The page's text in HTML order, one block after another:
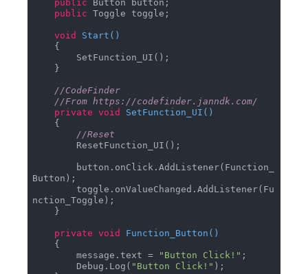
public Button button;
public Toggle toggle;
void Start ( )
//CodeFinder
//From https://codefinder.janndk.com/
private void SetFunction_UI ( )
//Reset
Button);
nction_Toggle);
private void Function_Button ( )
        message.text =
"Button Click!" ;
        Debug.Log(
"Button Click!" );